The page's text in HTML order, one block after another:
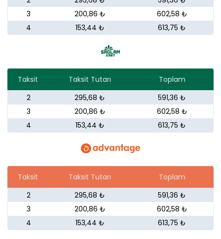
3
200,86 ₺
602,58 ₺
4
153,44 ₺ 613,75 ₺
Taksit Taksit Tutarı
Toplam
2
295,68 ₺
591,36 ₺
3
200,86 ₺
602,58 ₺
4
153,44 ₺ 613,75 ₺
Taksit Taksit Tutarı
Toplam
2
295,68 ₺
591,36 ₺
3
200,86 ₺
602,58 ₺
4
153,44 ₺ 613,75 ₺